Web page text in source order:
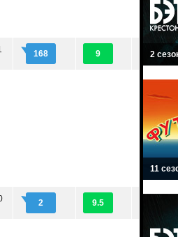
168 9
2 9.5
2
11